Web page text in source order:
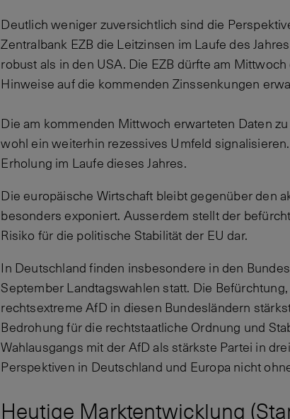
Deutlich weniger zuversichtlich sind die
Zentralbank EZB die Leitzinsen im Laufe des
robust als in den USA. Die EZB dürfte am
Hinweise auf die kommenden Zinssenkungen
Die am kommenden Mittwoch erwarteten Daten
wohl ein weiterhin rezessives Umfeld
Erholung im Laufe dieses Jahres.
Die europäische Wirtschaft bleibt gegenüber den
besonders exponiert. Ausserdem stellt der
Risiko für die politische Stabilität der EU dar.
In Deutschland finden insbesondere in den
September Landtagswahlen statt. Die
rechtsextreme AfD in diesen Bundesländern
Bedrohung für die rechtstaatliche Ordnung und
Wahlausgangs mit der AfD als stärkste Partei in
Perspektiven in Deutschland und Europa nicht
Heutige Marktentwicklung